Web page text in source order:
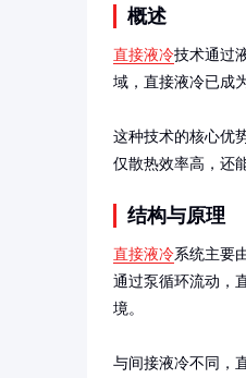
概述
直接液冷技术通过
域，直接液冷已成
这种技术的核心优
仅散热效率高，还
结构与原理
直接液冷系统主要
通过泵循环流动，
境。
与间接液冷不同，